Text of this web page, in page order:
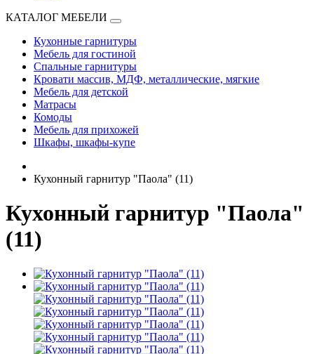
КАТАЛОГ МЕБЕЛИ
Кухонные гарнитуры
Мебель для гостиной
Спальные гарнитуры
Кровати массив, МДФ, металлические, мягкие
Мебель для детской
Матрасы
Комоды
Мебель для прихожей
Шкафы, шкафы-купе
Кухонный гарнитур "Паола" (11)
Кухонный гарнитур "Паола"
(11)